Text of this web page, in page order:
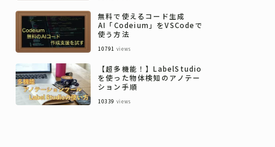
無料で使えるコード生成
AI「Codeium」をVSCodeで
使う方法
10791 views
【超多機能！】LabelStudio
を使った物体検知のアノテー
ション手順
10339 views